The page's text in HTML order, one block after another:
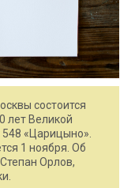
состоится
лет Великой
«Царицыно».
1 ноября. Об
Орлов,